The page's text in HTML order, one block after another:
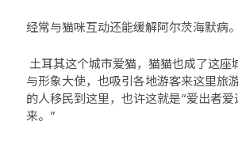
经常与猫咪互动还能缓解阿尔茨海默病。
土耳其这个城市爱猫，猫猫也成了这座
与形象大使，也吸引各地游客来这里旅
的人移民到这里，也许这就是“爱出者爱
来。”